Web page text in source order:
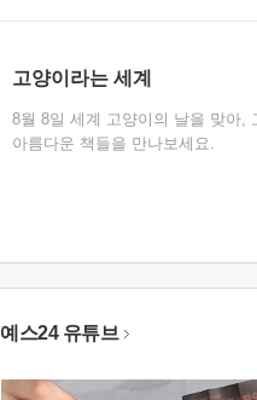
고양이라는 세계
8월 8일 세계 고양이의 날을 맞아,
아름다운 책들을 만나보세요.
예스24 유튜브